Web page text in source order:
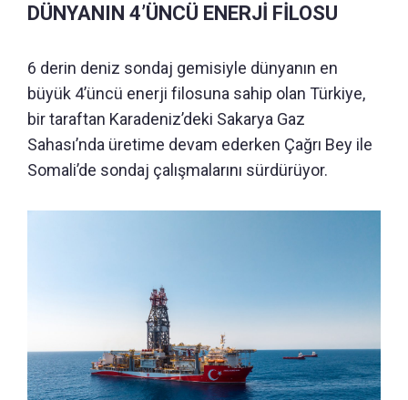
DÜNYANIN 4’ÜNCÜ ENERJİ FİLOSU
6 derin deniz sondaj gemisiyle dünyanın en
büyük 4’üncü enerji filosuna sahip olan Türkiye,
bir taraftan Karadeniz’deki Sakarya Gaz
Sahası’nda üretime devam ederken Çağrı Bey ile
Somali’de sondaj çalışmalarını sürdürüyor.